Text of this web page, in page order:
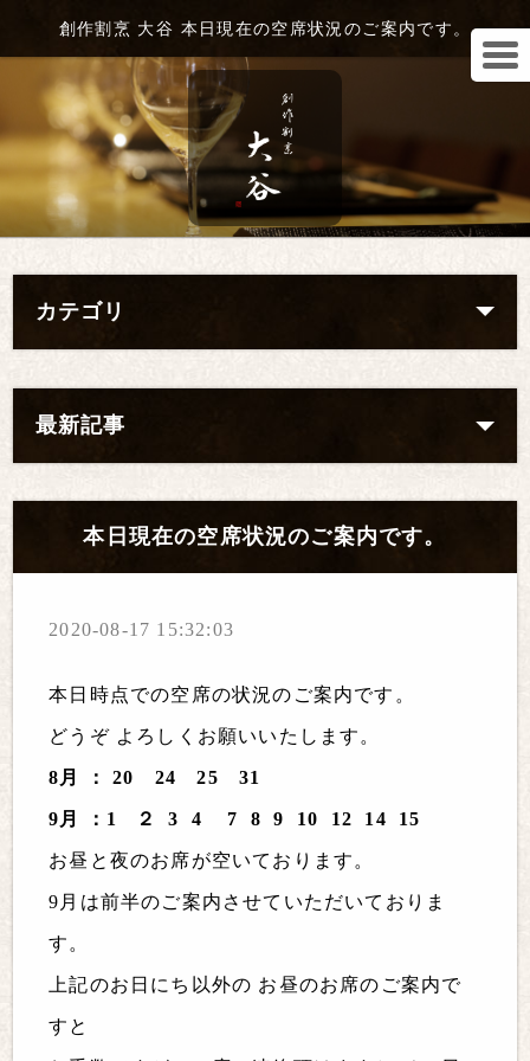
創作割烹 大谷 本日現在の空席状況のご案内です。
カテゴリ
最新記事
本日現在の空席状況のご案内です。
2020-08-17 15:32:03
本日時点での空席の状況のご案内です。
どうぞ よろしくお願いいたします。
8月 ： 20 24 25 31
9月 ：1 ２ 3 4 7 8 9 10 12 14 15
お昼と夜のお席が空いております。
9月は前半のご案内させていただいておりま
す。
上記のお日にち以外の お昼のお席のご案内で
すと